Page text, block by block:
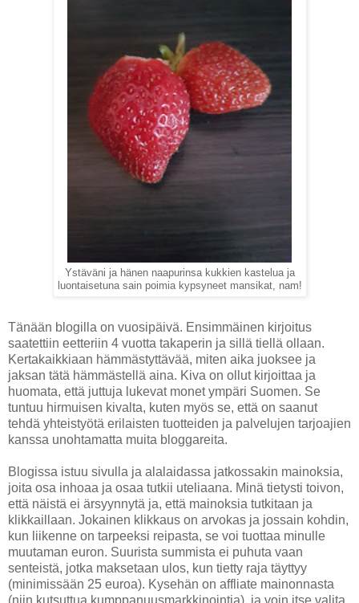
Ystäväni ja hänen naapurinsa kukkien kastelua ja
luontaisetuna sain poimia kypsyneet mansikat, nam!
Tänään blogilla on vuosipäivä. Ensimmäinen kirjoitus
saatettiin eetteriin 4 vuotta takaperin ja sillä tiellä ollaan.
Kertakaikkiaan hämmästyttävää, miten aika juoksee ja
jaksan tätä hämmästellä aina. Kiva on ollut kirjoittaa ja
huomata, että juttuja lukevat monet ympäri Suomen. Se
tuntuu hirmuisen kivalta, kuten myös se, että on saanut
tehdä yhteistyötä erilaisten tuotteiden ja palvelujen tarjoajien
kanssa unohtamatta muita bloggareita.
Blogissa istuu sivulla ja alalaidassa jatkossakin mainoksia,
joita osa inhoaa ja osaa tutkii uteliaana. Minä tietysti toivon,
että näistä ei ärsyynnytä ja, että mainoksia tutkitaan ja
klikkaillaan. Jokainen klikkaus on arvokas ja jossain kohdin,
kun liikenne on tarpeeksi reipasta, se voi tuottaa minulle
muutaman euron. Suurista summista ei puhuta vaan
senteistä, jotka maksetaan ulos, kun tietty raja täyttyy
(minimissään 25 euroa). Kysehän on affliate mainonnasta
(niin kutsuttua kumppanuusmarkkinointia), ja voin itse valita